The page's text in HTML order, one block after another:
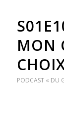
MON
PODCAST « DU